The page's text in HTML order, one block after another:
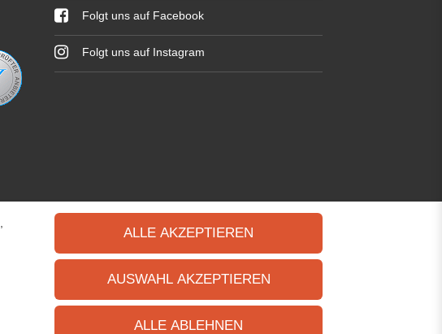
Folgt uns auf Facebook
Folgt uns auf Instagram
ALLE AKZEPTIEREN
AUSWAHL AKZEPTIEREN
ALLE ABLEHNEN